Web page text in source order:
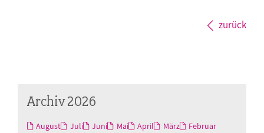
zurück
Archiv 2026
August Juli Juni Mai April März Februar